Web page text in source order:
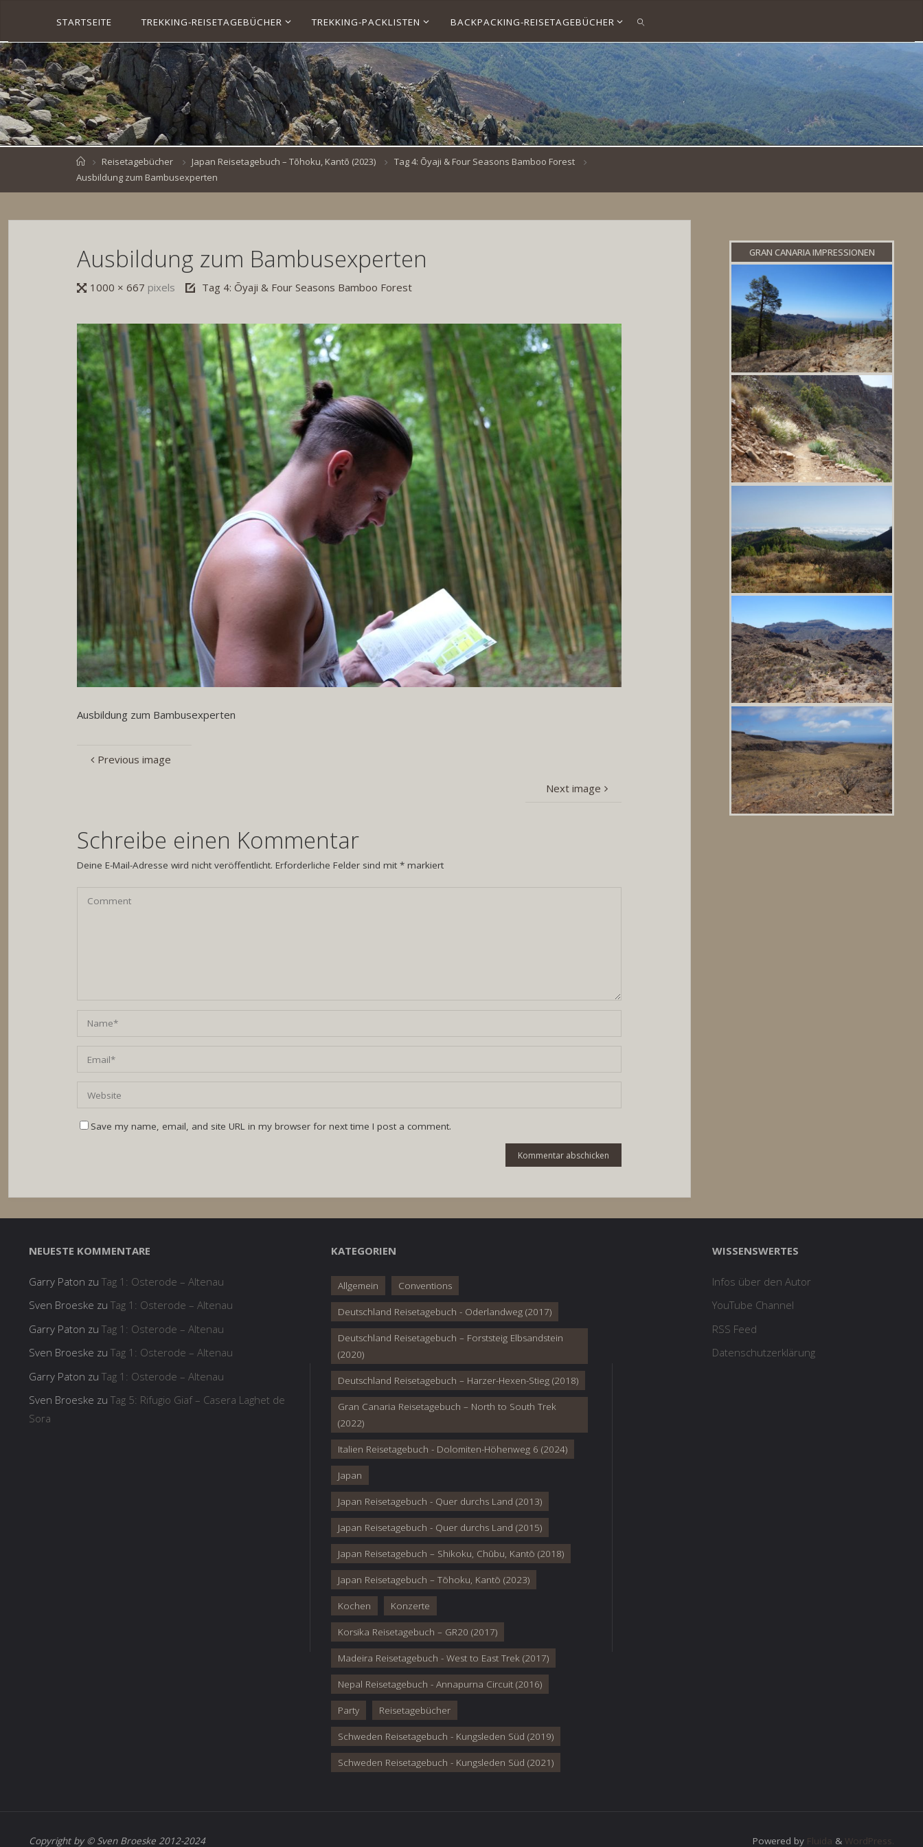
content
VE
NB
RO
ESK
E.D
STARTSEITE TREKKING-REISETAGEBÜCHER TREKKING-PACKLISTEN BACKPACKING-REISETAGEBÜCHER
SEARCH
HomeReisetagebücher Japan Reisetagebuch – Tōhoku, Kantō (2023)
Tag 4: Ōyaji​ & Four Seasons Bamboo Forest
Ausbildung zum Bambusexperten
Ausbildung zum Bambusexperten
Full1000 × 667 pixels Tag 4: Ōyaji​ & Four Seasons Bamboo Forest
Ausbildung zum Bambusexperten
Previous image
Next image
Schreibe einen Kommentar
Deine E-Mail-Adresse wird nicht veröffentlicht. Erforderliche Felder sind mit* markiert
Save my name, email, and site URL in my browser for next time I post a comment.
GRAN CANARIA IMPRESSIONEN
NEUESTE KOMMENTARE
Garry Paton zu Tag 1: Osterode – Altenau
Sven Broeske zu Tag 1: Osterode – Altenau
Garry Paton zu Tag 1: Osterode – Altenau
Sven Broeske zu Tag 1: Osterode – Altenau
Garry Paton zu Tag 1: Osterode – Altenau
Sven Broeske zu Tag 5: Rifugio Giaf – Casera Laghet de
Sora
KATEGORIEN
Allgemein Conventions
Deutschland Reisetagebuch - Oderlandweg (2017)
Deutschland Reisetagebuch – Forststeig Elbsandstein
(2020)
Deutschland Reisetagebuch – Harzer-Hexen-Stieg (2018)
Gran Canaria Reisetagebuch – North to South Trek
(2022)
Italien Reisetagebuch - Dolomiten-Höhenweg 6 (2024)
Japan
Japan Reisetagebuch - Quer durchs Land (2013)
Japan Reisetagebuch - Quer durchs Land (2015)
Japan Reisetagebuch – Shikoku, Chūbu, Kantō (2018)
Japan Reisetagebuch – Tōhoku, Kantō (2023)
Kochen Konzerte
Korsika Reisetagebuch – GR20 (2017)
Madeira Reisetagebuch - West to East Trek (2017)
Nepal Reisetagebuch - Annapurna Circuit (2016)
Party Reisetagebücher
Schweden Reisetagebuch - Kungsleden Süd (2019)
Schweden Reisetagebuch - Kungsleden Süd (2021)
WISSENSWERTES
Infos über den Autor
YouTube Channel
RSS Feed
Datenschutzerklärung
Copyright by © Sven Broeske 2012-2024 Powered by Fluida & WordPress.